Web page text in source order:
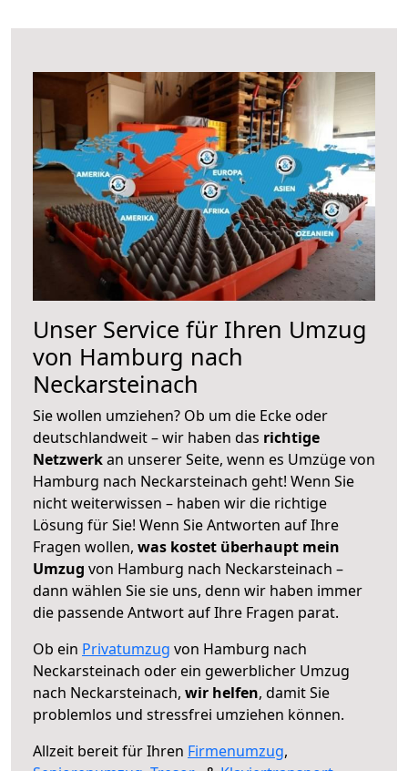
Unser Service für Ihren Umzug
von Hamburg nach
Neckarsteinach
Sie wollen umziehen? Ob um die Ecke oder
deutschlandweit – wir haben das richtige
Netzwerkan unserer Seite, wenn es Umzüge von
Hamburg nach Neckarsteinach geht! Wenn Sie
nicht weiterwissen – haben wir die richtige
Lösung für Sie! Wenn Sie Antworten auf Ihre
Fragen wollen, was kostet überhaupt mein
Umzug von Hamburg nach Neckarsteinach –
dann wählen Sie sie uns, denn wir haben immer
die passende Antwort auf Ihre Fragen parat.
Ob ein Privatumzug von Hamburg nach
Neckarsteinach oder ein gewerblicher Umzug
nach Neckarsteinach, wir helfen, damit Sie
problemlos und stressfrei umziehen können.
Allzeit bereit für Ihren Firmenumzug,